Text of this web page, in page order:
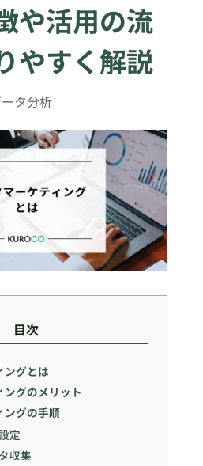
や活用の流
やすく解説
タ分析
目次
ングとは
ングのメリット
ングの手順
定
収集